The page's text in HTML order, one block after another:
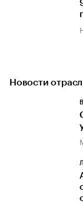
Новости